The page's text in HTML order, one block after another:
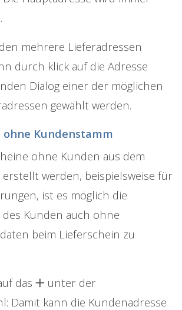
mehrere Lieferadressen
durch klick auf die Adresse
Dialog einer der möglichen
gewählt werden.
Kundenstamm
ohne Kunden aus dem
werden, beispielsweise für
ist es möglich die
Kunden auch ohne
beim Lieferschein zu
das
unter der
Damit kann die Kundenadresse